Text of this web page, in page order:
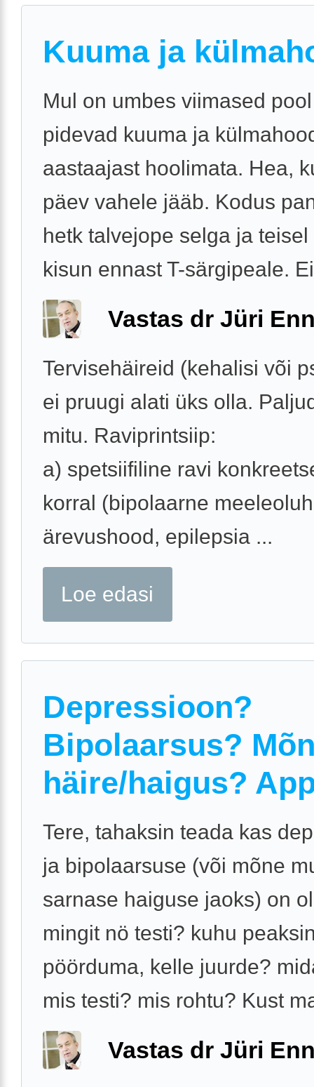
Kuuma ja
Mul on umbes viimased
pidevad kuuma ja
aastaajast hoolimata. Hea,
päev vahele jääb. Kodus
hetk talvejope selga ja
kisun ennast T-särgipeale.
Vastas dr Jüri
Tervisehäireid (kehalisi või
ei pruugi alati üks olla.
mitu. Raviprintsiip:
a) spetsiifiline ravi
korral (bipolaarne
ärevushood, epilepsia ...
Loe edasi
Depressioon?
Bipolaarsus?
häire/haigus?
Tere, tahaksin teada kas
ja bipolaarsuse (või mõne
sarnase haiguse jaoks) on
mingit nö testi? kuhu
pöörduma, kelle juurde?
mis testi? mis rohtu? Kust
Vastas dr Jüri